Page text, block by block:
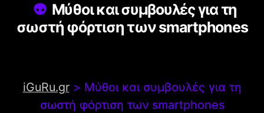
Μύθοι και συμβουλές για τη
σωστή φόρτιση των smartphones
iGuRu.gr> Μύθοι και συμβουλές για τη
σωστή φόρτιση των smartphones